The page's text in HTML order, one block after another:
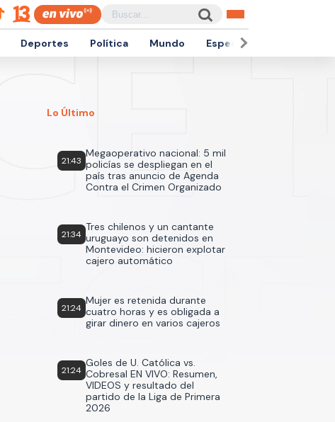
Deportes Política Mundo Espectáculos
Lo Último
21:43
Megaoperativo nacional: 5 mil
policías se despliegan en el
país tras anuncio de Agenda
Contra el Crimen Organizado
21:34
Tres chilenos y un cantante
uruguayo son detenidos en
Montevideo: hicieron explotar
cajero automático
21:24
Mujer es retenida durante
cuatro horas y es obligada a
girar dinero en varios cajeros
21:24
Goles de U. Católica vs.
Cobresal EN VIVO: Resumen,
VIDEOS y resultado del
partido de la Liga de Primera
2026